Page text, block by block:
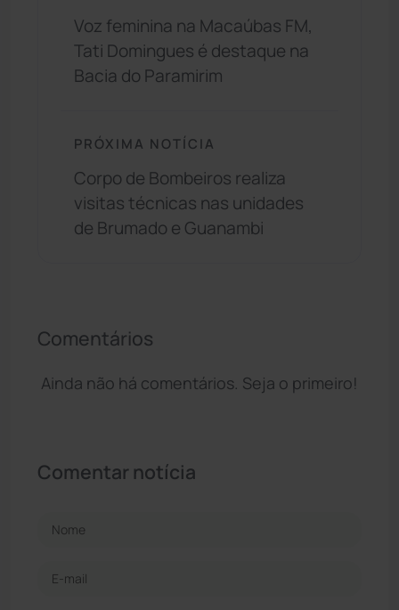
Voz feminina na Macaúbas FM,
Tati Domingues é destaque na
Bacia do Paramirim
PRÓXIMA NOTÍCIA
Corpo de Bombeiros realiza
visitas técnicas nas unidades
de Brumado e Guanambi
Comentários
Ainda não há comentários. Seja o primeiro!
Comentar notícia